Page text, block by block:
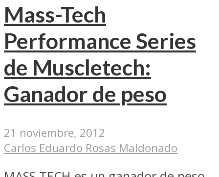
Mass-Tech
Performance Series
de Muscletech:
Ganador de peso
21 noviembre, 2012
Carlos Eduardo Rosas Maldonado